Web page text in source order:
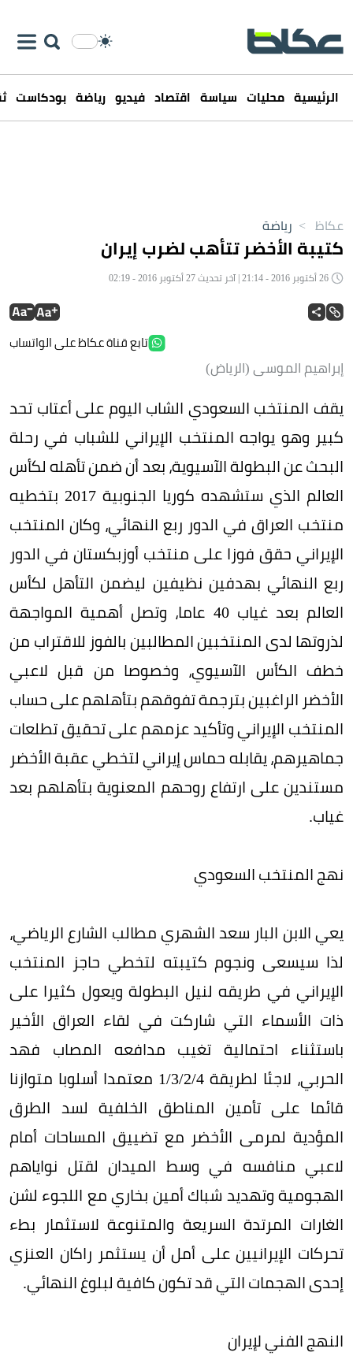
الرئيسية محليات سياسة اقتصاد فيديو رياضة بودكاست
عكاظ > رياضة
كتيبة الأخضر تتأهب لضرب إيران
تابع قناة عكاظ على الواتساب
إبراهيم الموسى (الرياض)
يقف المنتخب السعودي الشاب اليوم على أعتاب تحد
كبير وهو يواجه المنتخب الإيراني للشباب في رحلة
البحث عن البطولة الآسيوية، بعد أن ضمن تأهله لكأس
العالم الذي ستشهده كوريا الجنوبية 2017 بتخطيه
منتخب العراق في الدور ربع النهائي، وكان المنتخب
الإيراني حقق فوزا على منتخب أوزبكستان في الدور
ربع النهائي بهدفين نظيفين ليضمن التأهل لكأس
العالم بعد غياب 40 عاما، وتصل أهمية المواجهة
لذروتها لدى المنتخبين المطالبين بالفوز للاقتراب من
خطف الكأس الآسيوي، وخصوصا من قبل لاعبي
الأخضر الراغبين بترجمة تفوقهم بتأهلهم على حساب
المنتخب الإيراني وتأكيد عزمهم على تحقيق تطلعات
جماهيرهم، يقابله حماس إيراني لتخطي عقبة الأخضر
مستندين على ارتفاع روحهم المعنوية بتأهلهم بعد
غياب.
نهج المنتخب السعودي
يعي الابن البار سعد الشهري مطالب الشارع الرياضي،
لذا سيسعى ونجوم كتيبته لتخطي حاجز المنتخب
الإيراني في طريقه لنيل البطولة ويعول كثيرا على
ذات الأسماء التي شاركت في لقاء العراق الأخير
باستثناء احتمالية تغيب مدافعه المصاب فهد
الحربي، لاجئا لطريقة 4/‏2/‏3/‏1 معتمدا أسلوبا متوازنا
قائما على تأمين المناطق الخلفية لسد الطرق
المؤدية لمرمى الأخضر مع تضييق المساحات أمام
لاعبي منافسه في وسط الميدان لقتل نواياهم
الهجومية وتهديد شباك أمين بخاري مع اللجوء لشن
الغارات المرتدة السريعة والمتنوعة لاستثمار بطء
تحركات الإيرانيين على أمل أن يستثمر راكان العنزي
إحدى الهجمات التي قد تكون كافية لبلوغ النهائي.
النهج الفني لإيران